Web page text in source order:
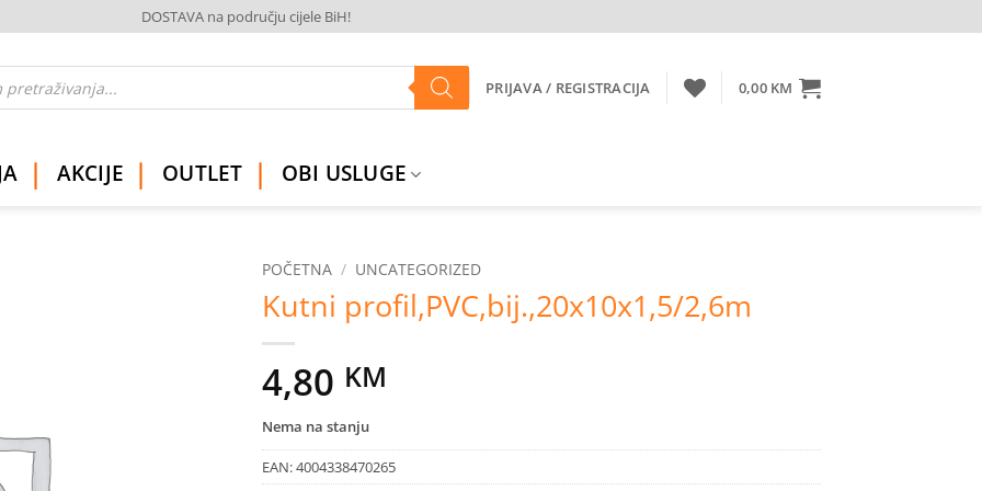
DOSTAVA na području cijele BiH!
PRIJAVA / REGISTRACIJA 0,00 KM
AKCIJE OUTLET OBI USLUGE
POČETNA / UNCATEGORIZED
Kutni profil,PVC,bij.,20x10x1,5/2,6m
4,80 KM
Nema na stanju
EAN:4004338470265